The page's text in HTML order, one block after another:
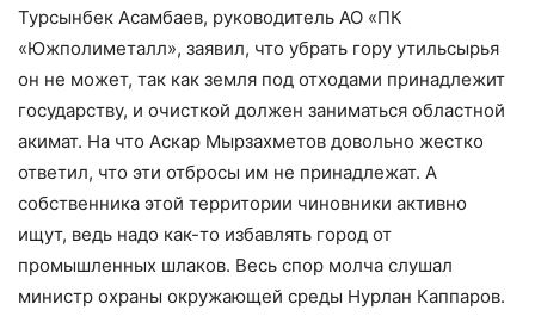
Турсынбек Асамбаев, руководитель АО «ПК
«Южполиметалл», заявил, что убрать гору утильсырья
он не может, так как земля под отходами принадлежит
государству, и очисткой должен заниматься областной
акимат. На что Аскар Мырзахметов довольно жестко
ответил, что эти отбросы им не принадлежат. А
собственника этой территории чиновники активно
ищут, ведь надо как-то избавлять город от
промышленных шлаков. Весь спор молча слушал
министр охраны окружающей среды Нурлан Каппаров.